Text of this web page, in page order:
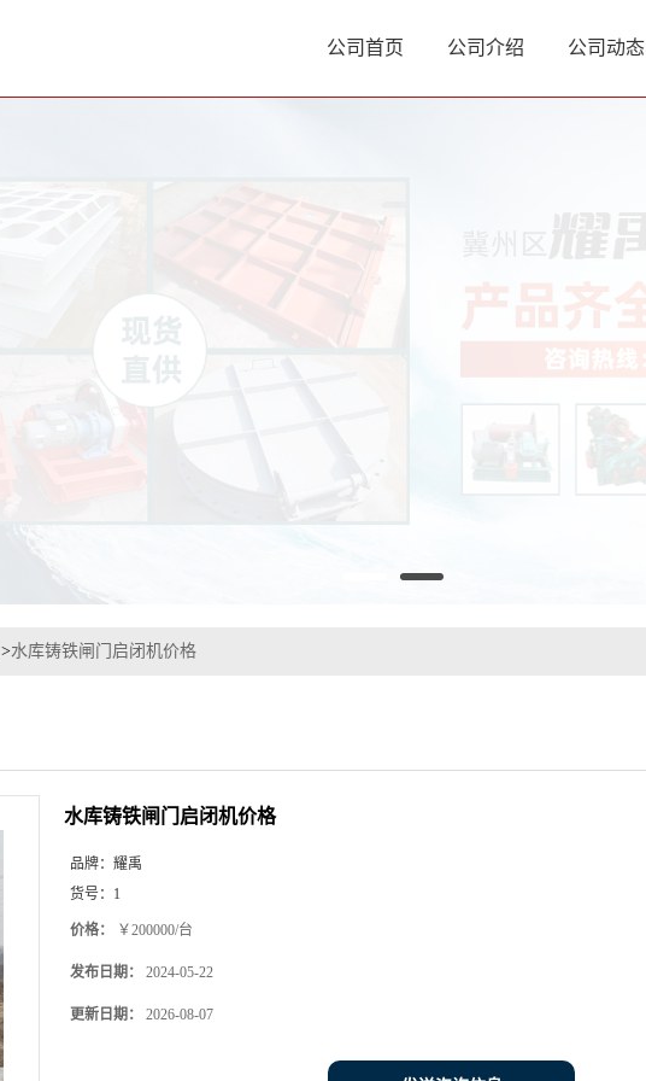
公司首页 公司介绍 公司动态
>水库铸铁闸门启闭机价格
水库铸铁闸门启闭机价格
品牌： 耀禹
货号： 1
价格： ￥200000/台
发布日期： 2024-05-22
更新日期： 2026-08-07